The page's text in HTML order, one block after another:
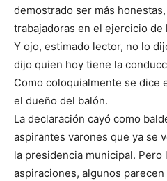
demostrado ser más
trabajadoras en el ejercicio de
Y ojo, estimado lector, no lo
dijo quien hoy tiene la
Como coloquialmente se dice
el dueño del balón.
La declaración cayó como
aspirantes varones que ya se
la presidencia municipal.
aspiraciones, algunos